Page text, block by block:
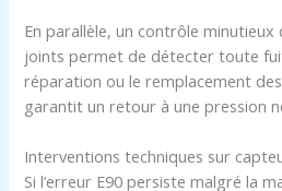
En parallèle, un contrôle
joints permet de détecter toute
réparation ou le remplacement
garantit un retour à une pression
Interventions techniques sur
Si l’erreur E90 persiste malgré la